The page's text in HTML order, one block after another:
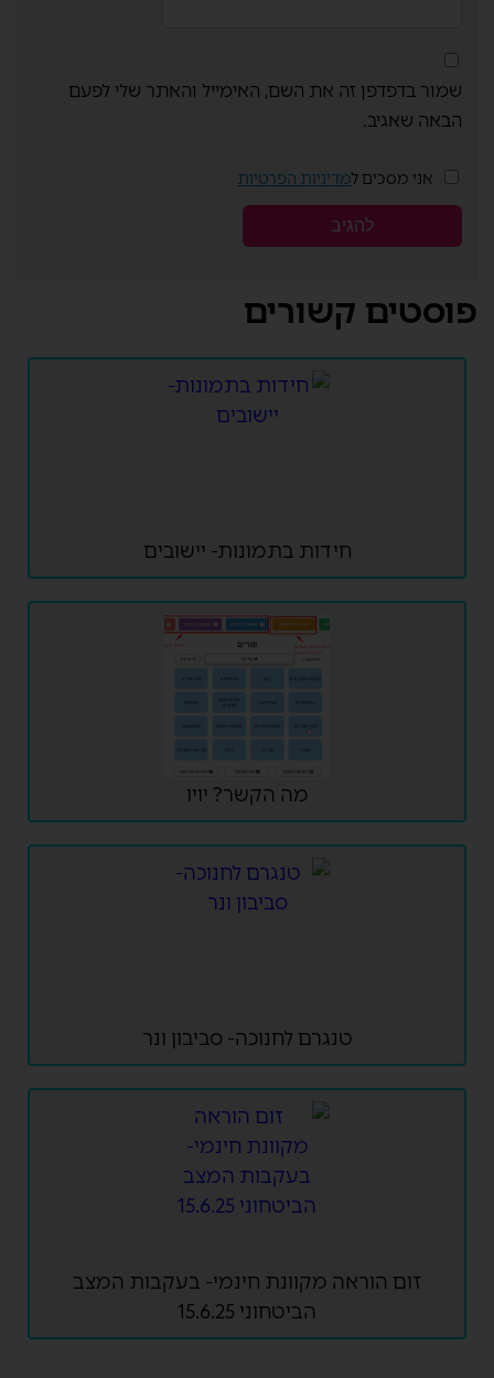
שמור בדפדפן זה את השם, האימייל והאתר שלי לפעם
הבאה שאגיב.
אני מסכים למדיניות הפרטיות
פוסטים קשורים
חידות בתמונות- יישובים
מה הקשר? יויו
טנגרם לחנוכה- סביבון ונר
זום הוראה מקוונת חינמי- בעקבות המצב
הביטחוני 15.6.25